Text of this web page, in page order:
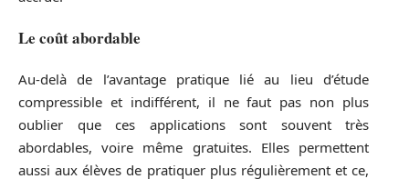
Le coût abordable
Au-delà de l’avantage pratique lié au lieu d’étude
compressible et indifférent, il ne faut pas non plus
oublier que ces applications sont souvent très
abordables, voire même gratuites. Elles permettent
aussi aux élèves de pratiquer plus régulièrement et ce,